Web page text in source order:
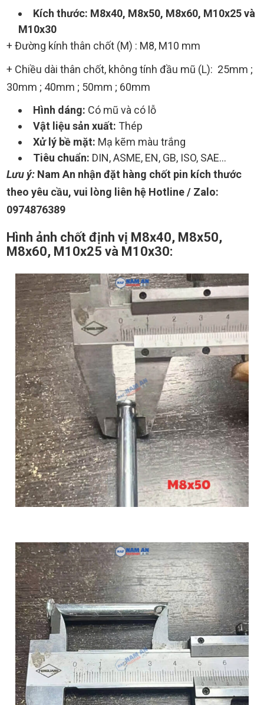
Kích thước: M8x40, M8x50, M8x60, M10x25 và
M10x30
+ Đường kính thân chốt (M) : M8, M10 mm
+ Chiều dài thân chốt, không tính đầu mũ (L): 25mm ;
30mm ; 40mm ; 50mm ; 60mm
Hình dáng: Có mũ và có lỗ
Vật liệu sản xuất: Thép
Xử lý bề mặt: Mạ kẽm màu trắng
Tiêu chuẩn: DIN, ASME, EN, GB, ISO, SAE…
Lưu ý: Nam An nhận đặt hàng chốt pin kích thước
theo yêu cầu, vui lòng liên hệ Hotline / Zalo:
0974876389
Hình ảnh chốt định vị M8x40, M8x50,
M8x60, M10x25 và M10x30: